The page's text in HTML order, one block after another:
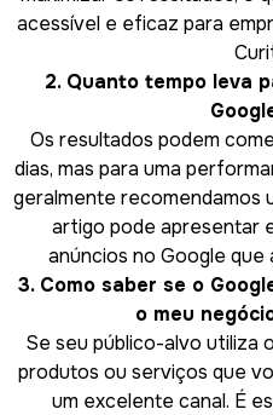
acessível e eficaz para
2. Quanto tempo leva
Os resultados podem
dias, mas para uma
geralmente recomendamos
artigo pode apresentar
anúncios no Google
3. Como saber se o
o meu
Se seu público-alvo utiliza
produtos ou serviços que
um excelente canal. É